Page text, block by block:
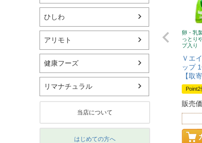
ひしわ
アリモト
健康フーズ
リマナチュラル
当店について
はじめての方へ
卵・乳
っとり
プ入り
Ｖエ
ップ
【取
Point2
販売